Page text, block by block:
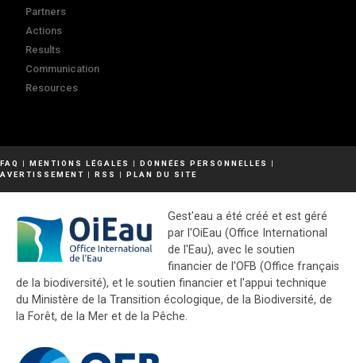
Partners
Actions
Results
Communication
Resources
FAQ | MENTIONS LÉGALES | DONNÉES PERSONNELLES
|
AVERTISSEMENT | RSS | PLAN DU SITE
Gest'eau a été créé et est géré
par l'OiEau (Office International
de l'Eau), avec le soutien
financier de l'OFB (Office français
de la biodiversité), et le soutien financier et l'appui technique
du Ministère de la Transition écologique, de la Biodiversité, de
la Forêt, de la Mer et de la Pêche.